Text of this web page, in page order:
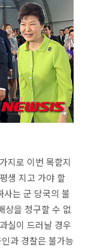
지로 이번 목함지
생 지고 가야 할
사는 군 당국의 불
상을 청구할 수 없
실이 드러날 경우
과 경찰은 불가능